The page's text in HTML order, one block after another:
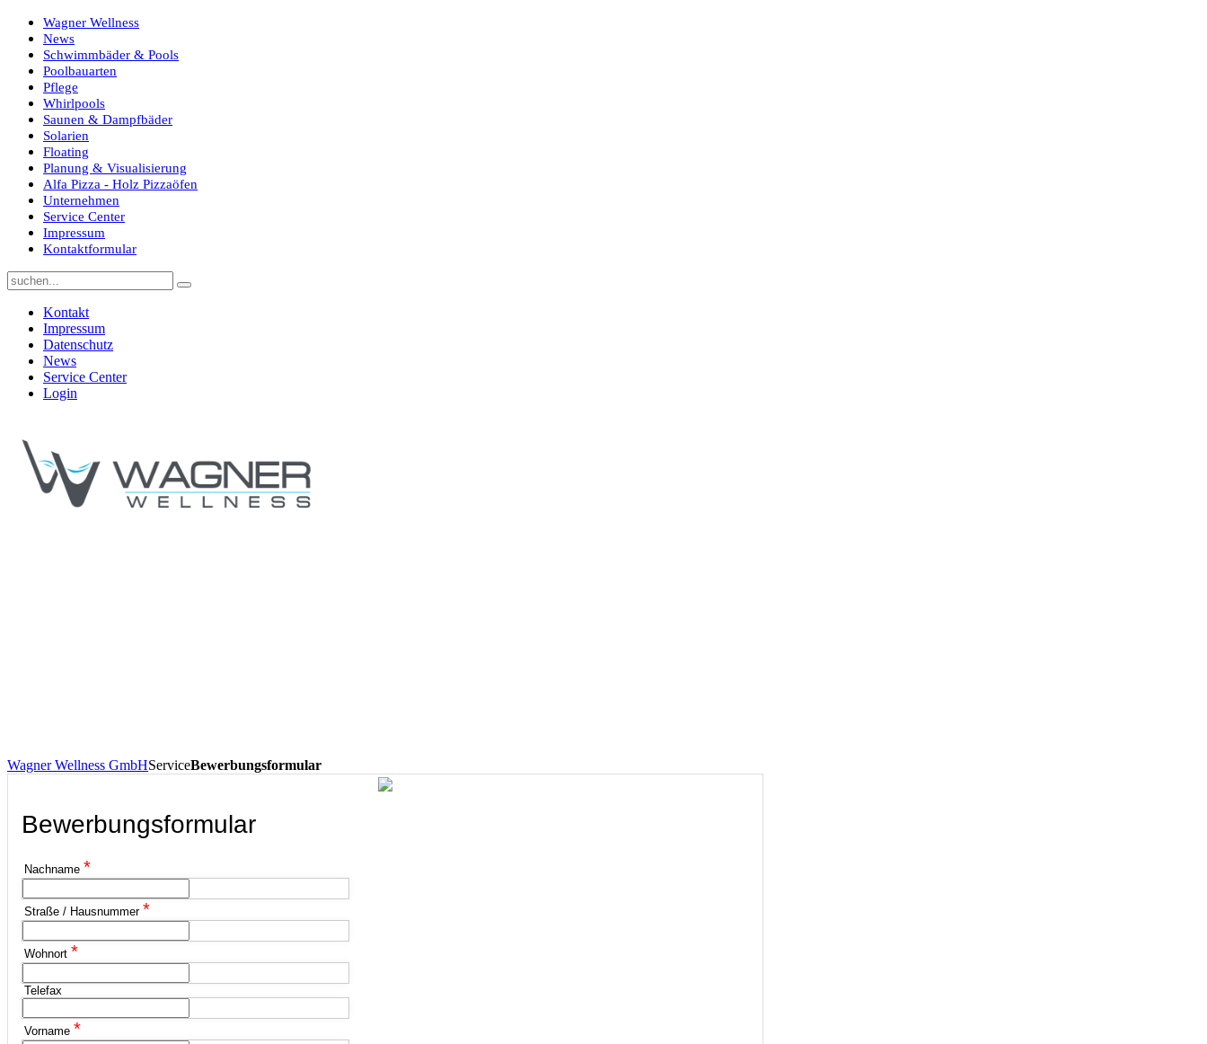
Wagner Wellness
News
Schwimmbäder & Pools
Poolbauarten
Pflege
Whirlpools
Saunen & Dampfbäder
Solarien
Floating
Planung & Visualisierung
Alfa Pizza - Holz Pizzaöfen
Unternehmen
Service Center
Impressum
Kontaktformular
Kontakt
Impressum
Datenschutz
News
Service Center
Login
Wagner Wellness GmbHServiceBewerbungsformular
Bewerbungsformular
Nachname *
Straße / Hausnummer *
Wohnort *
Telefax
Vorname *